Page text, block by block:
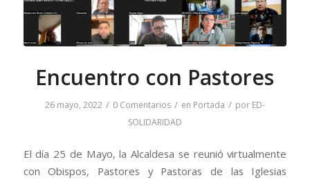
Encuentro con Pastores
26 mayo, 2022 / 0 Comentarios / en Portada / por ED-
SOLIDARIDAD
El día 25 de Mayo, la Alcaldesa se reunió virtualmente
con Obispos, Pastores y Pastoras de las Iglesias